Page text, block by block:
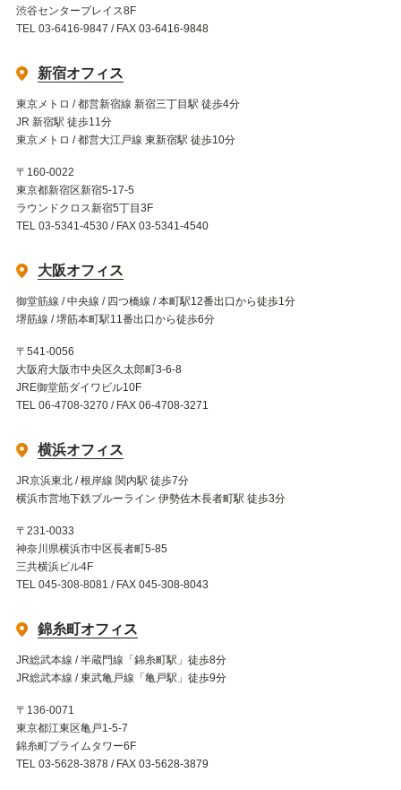
渋谷センタープレイス8F
TEL 03-6416-9847 / FAX 03-6416-9848
新宿オフィス
東京メトロ / 都営新宿線 新宿三丁目駅 徒歩4分
JR 新宿駅 徒歩11分
東京メトロ / 都営大江戸線 東新宿駅 徒歩10分
〒160-0022
東京都新宿区新宿5-17-5
ラウンドクロス新宿5丁目3F
TEL 03-5341-4530 / FAX 03-5341-4540
大阪オフィス
御堂筋線 / 中央線 / 四つ橋線 / 本町駅12番出口から徒歩1分
堺筋線 / 堺筋本町駅11番出口から徒歩6分
〒541-0056
大阪府大阪市中央区久太郎町3-6-8
JRE御堂筋ダイワビル10F
TEL 06-4708-3270 / FAX 06-4708-3271
横浜オフィス
JR京浜東北 / 根岸線 関内駅 徒歩7分
横浜市営地下鉄ブルーライン 伊勢佐木長者町駅 徒歩3分
〒231-0033
神奈川県横浜市中区長者町5-85
三共横浜ビル4F
TEL 045-308-8081 / FAX 045-308-8043
錦糸町オフィス
JR総武本線 / 半蔵門線「錦糸町駅」徒歩8分
JR総武本線 / 東武亀戸線「亀戸駅」徒歩9分
〒136-0071
東京都江東区亀戸1-5-7
錦糸町プライムタワー6F
TEL 03-5628-3878 / FAX 03-5628-3879